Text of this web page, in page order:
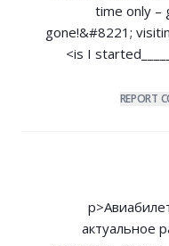
time only –
gone!&#8221;
is I
REPORT
актуальное